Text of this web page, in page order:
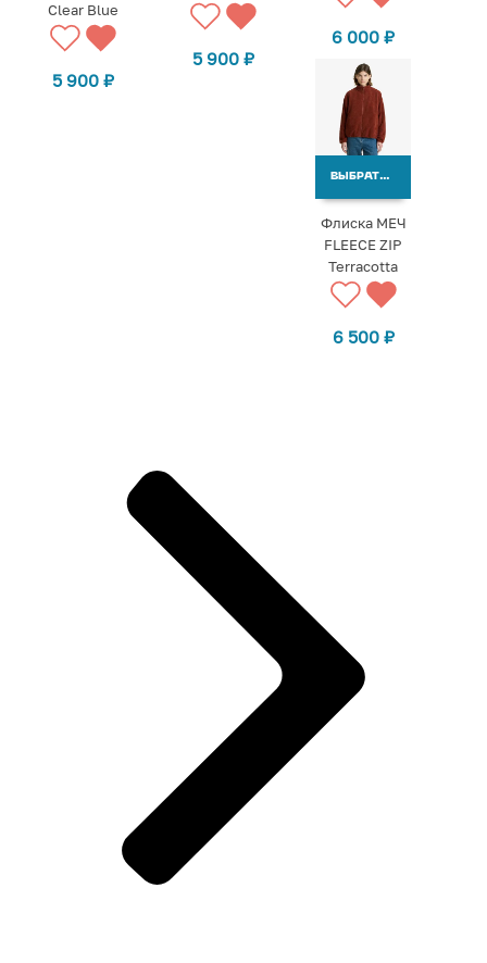
Clear Blue
5 900₽
5 900 ₽
6 000₽
ВЫБРАТЬ ВАРИАНТЫ
Флиска МЕЧ
FLEECE ZIP
Terracotta
6 500 ₽